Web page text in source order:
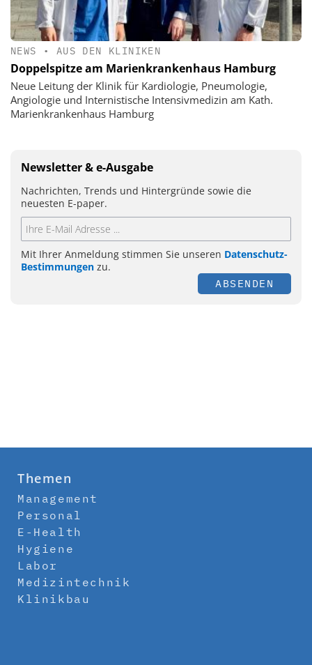
NEWS • AUS DEN KLINIKEN
Doppelspitze am Marienkrankenhaus Hamburg
Neue Leitung der Klinik für Kardiologie, Pneumologie,
Angiologie und Internistische Intensivmedizin am Kath.
Marienkrankenhaus Hamburg
Newsletter & e-Ausgabe
Nachrichten, Trends und Hintergründe sowie die
neuesten E-paper.
Mit Ihrer Anmeldung stimmen Sie unseren Datenschutz-
Bestimmungen zu.
ABSENDEN
Themen
Management
Personal
E-Health
Hygiene
Labor
Medizintechnik
Klinikbau